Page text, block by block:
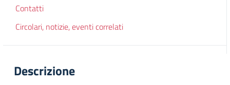
Contatti
Circolari, notizie, eventi correlati
Descrizione